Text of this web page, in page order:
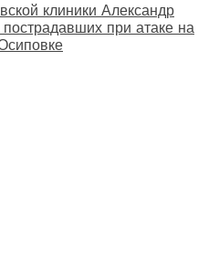
клиники Александр
при атаке на